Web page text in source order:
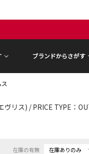
ブランドからさがす
ヴリス) / PRICE TYPE：
在庫の有無 在庫ありのみ